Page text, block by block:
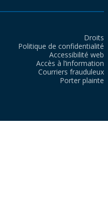
Droits
Politique de confidentialité
Accessibilité web
Accès à l’information
Courriers frauduleux
Porter plainte